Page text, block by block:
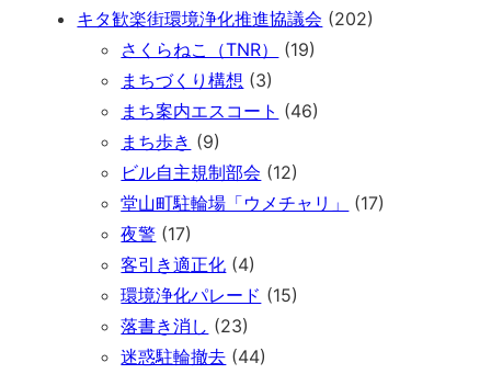
キタ歓楽街環境浄化推進協議会 (202)
さくらねこ（TNR）
(19)
まちづくり構想 (3)
まち案内エスコート (46)
まち歩き (9)
ビル自主規制部会 (12)
堂山町駐輪場「ウメチャリ」
(17)
夜警 (17)
客引き適正化 (4)
環境浄化パレード (15)
落書き消し (23)
迷惑駐輪撤去 (44)